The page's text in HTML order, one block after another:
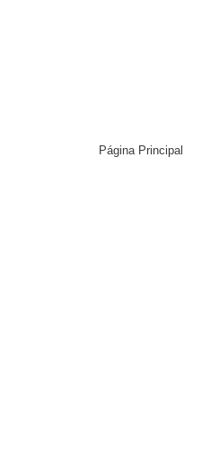
Página Principal